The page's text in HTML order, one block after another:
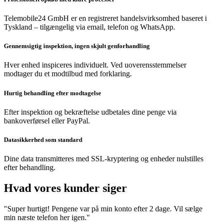
Telemobile24 GmbH er en registreret handelsvirksomhed baseret i
Tyskland – tilgængelig via email, telefon og WhatsApp.
Gennemsigtig inspektion, ingen skjult genforhandling
Hver enhed inspiceres individuelt. Ved uoverensstemmelser
modtager du et modtilbud med forklaring.
Hurtig behandling efter modtagelse
Efter inspektion og bekræftelse udbetales dine penge via
bankoverførsel eller PayPal.
Datasikkerhed som standard
Dine data transmitteres med SSL-kryptering og enheder nulstilles
efter behandling.
Hvad vores kunder siger
"Super hurtigt! Pengene var på min konto efter 2 dage. Vil sælge
min næste telefon her igen."